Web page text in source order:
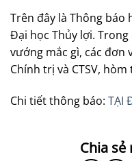
Trên đây là Thông
Đại học Thủy lợi.
vướng mắc gì, các đơn
Chính trị và CTSV,
Chi tiết thông báo: TẠI